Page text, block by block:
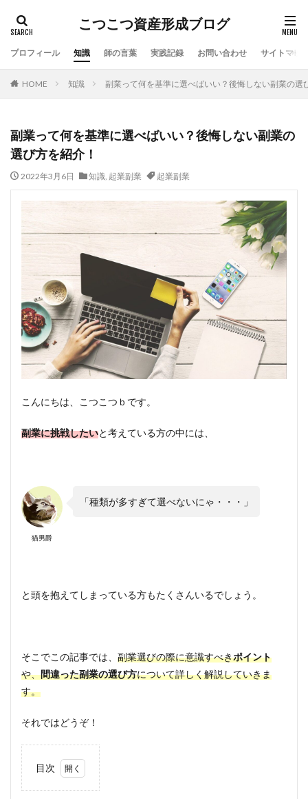
こつこつ資産形成ブログ
プロフィール 知識 師の言葉 実践記録 お問い合わせ サイトマッ
HOME 知識 副業って何を基準に選べばいい？後悔しない副業の選
副業って何を基準に選べばいい？後悔しない副業の
選び方を紹介！
2022年3月6日 知識, 起業副業 起業副業
こんにちは、こつこつｂです。
副業に挑戦したいと考えている方の中には、
猫男爵
「種類が多すぎて選べないにゃ・・・」
と頭を抱えてしまっている方もたくさんいるでしょう。
そこでこの記事では、 副業選びの際に意識すべきポイント
や、間違った副業の選び方について詳しく解説していきま
す。
それではどうぞ！
目次